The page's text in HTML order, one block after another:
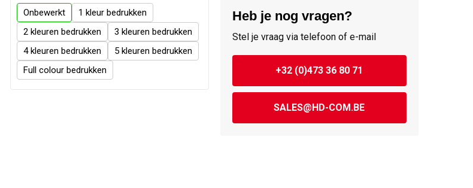
Onbewerkt
1
2
3
4
5
Full colour
Heb je nog vragen?
Stel je vraag via telefoon of e-mail
+32 (0)473 36 80 71
SALES@HD-COM.BE